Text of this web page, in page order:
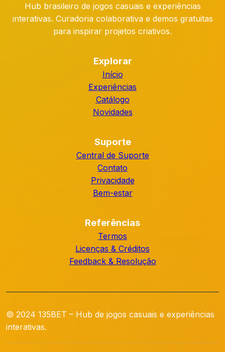
Hub brasileiro de jogos casuais e experiências
interativas. Curadoria colaborativa e demos gratuitas
para inspirar projetos criativos.
Explorar
Início
Experiências
Catálogo
Novidades
Suporte
Central de Suporte
Contato
Privacidade
Bem-estar
Referências
Termos
Licenças & Créditos
Feedback & Resolução
© 2024 135BET – Hub de jogos casuais e experiências
interativas.